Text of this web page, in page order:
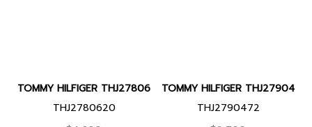
TOMMY HILFIGER THJ2780620 MECHM WOMEN BRACELET
THJ2780620
TOMMY HILFIGER THJ2790472
THJ2790472